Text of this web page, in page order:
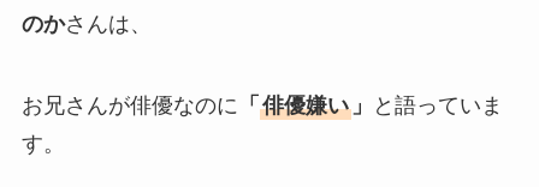
のかさんは、
お兄さんが俳優なのに 「 俳優嫌い」
と語っていま
す。